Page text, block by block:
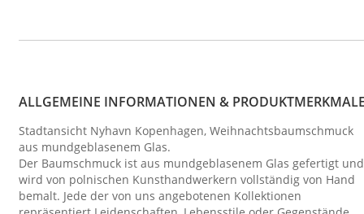
ALLGEMEINE INFORMATIONEN &
Stadtansicht Nyhavn Kopenhagen, Weihnachtsbaumschmuck
aus mundgeblasenem Glas.
Der Baumschmuck ist aus mundgeblasenem Glas gefertigt und
wird von polnischen Kunsthandwerkern vollständig von Hand
bemalt. Jede der von uns angebotenen Kollektionen